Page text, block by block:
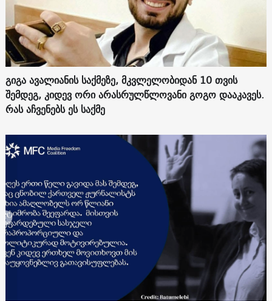
გიგა ავალიანის საქმეზე, მკვლელობიდან 10 თვის
შემდეგ, კიდევ ორი არასრულწლოვანი გოგო დააკავეს.
რას აჩვენებს ეს საქმე